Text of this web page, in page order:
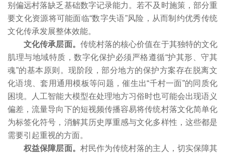
别偏远村落缺乏基础数字记录能力。若不及时施策，部分重
要文化资源将可能面临“数字失语”风险，从而制约优秀传统
文化传承发展整体效能。
文化传承层面。 传统村落的核心价值在于其独特的文化
肌理与地域特质，数字化保护必须严格遵循“护其形、守其
魂”的基本原则。现阶段，部分地方的保护方案存在脱离文
化语境、套用通用模板等问题，催生出“千村一面”的同质化
困境。人工智能大模型在处理地方习俗时也可能会出现语义
偏差，流量导向下的短视频传播容易将传统村落文化简单化
为标签化符号，消解其历史厚重感与文化多样性，这些都是
需要引起重视的方面。
权益保障层面。 村民作为传统村落的主人，切实保障其